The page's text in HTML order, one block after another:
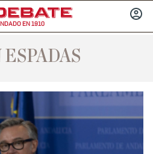
EN 1910